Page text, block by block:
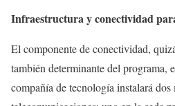
Infraestructura y conectividad
El componente de conectividad,
también determinante del programa,
compañía de tecnología instalará